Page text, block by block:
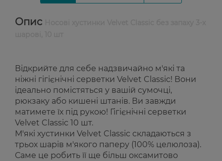
Опис
Відкрийте для себе надзвичайно м'які та
ніжні гігієнічні серветки Velvet Classic! Вони
ідеально помістяться у вашій сумочці,
рюкзаку або кишені штанів. Ви завжди
матимете їх під рукою! Гігієнічні серветки
Velvet Classic 10 шт.
М'які хустинки Velvet Classic складаються з
трьох шарів м'якого паперу (100% целюлоза).
Саме це робить її ще більш оксамитово